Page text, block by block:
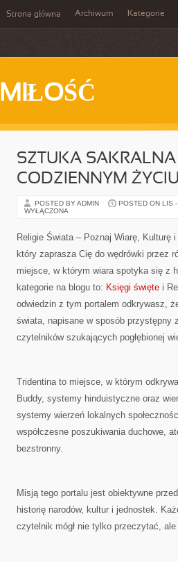
Strona główna Archiwum Kategorie
MIŁOŚĆ
SZTUKA
CODZIENNYM ŻYCIU
POSTED BY ADMIN POSTED ON LIS
WYŁĄCZONA
Religie Świata – Poznaj Wiarę, Kulturę
który zaprasza Cię do wędrówki przez
miejsce, w którym wiara spotyka się z
kategorie na blogu to: Księgi święte i
odwiedzin z tym portalem odkrywasz,
świata, napisane w sposób przystępny
czytelników szukających pogłębionej
Tridentina to miejsce, w którym
Buddy, systemy hinduistyczne oraz
systemy wierzeń lokalnych
współczesne poszukiwania duchowe,
bezstronny.
Misją tego portalu jest obiektywne
historię narodów, kultur i jednostek.
czytelnik mógł nie tylko przeczytać,